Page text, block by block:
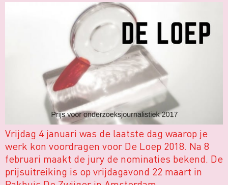
Vrijdag 4 januari was de laatste dag waarop je
werk kon voordragen voor De Loep 2018. Na 8
februari maakt de jury de nominaties bekend. De
prijsuitreiking is op vrijdagavond 22 maart in